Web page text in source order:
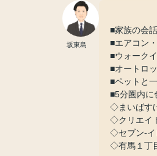
坂東島
■家族の会
■エアコン
■ウォーク
■オートロ
■ペットと
■5分圏内に
◇まいばす
◇クリエイ
◇セブン-イ
◇有馬１丁